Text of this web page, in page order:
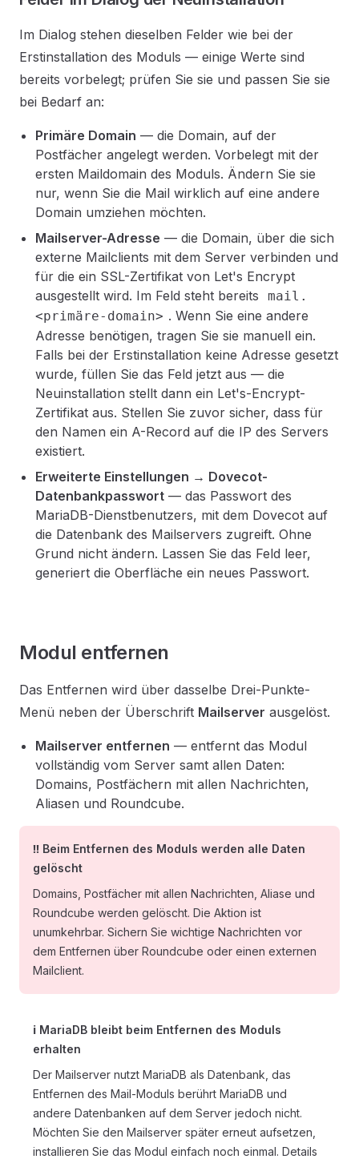
Im Dialog stehen dieselben Felder wie bei der
Erstinstallation des Moduls — einige Werte sind
bereits vorbelegt; prüfen Sie sie und passen Sie sie
bei Bedarf an:
Primäre Domain — die Domain, auf der
Postfächer angelegt werden. Vorbelegt mit der
ersten Maildomain des Moduls. Ändern Sie sie
nur, wenn Sie die Mail wirklich auf eine andere
Domain umziehen möchten.
Mailserver-Adresse — die Domain, über die sich
externe Mailclients mit dem Server verbinden und
für die ein SSL-Zertifikat von Let's Encrypt
ausgestellt wird. Im Feld steht bereits
mail.
<primäre-domain> . Wenn Sie eine andere
Adresse benötigen, tragen Sie sie manuell ein.
Falls bei der Erstinstallation keine Adresse gesetzt
wurde, füllen Sie das Feld jetzt aus — die
Neuinstallation stellt dann ein Let's-Encrypt-
Zertifikat aus. Stellen Sie zuvor sicher, dass für
den Namen ein A-Record auf die IP des Servers
existiert.
Erweiterte Einstellungen → Dovecot-
Datenbankpasswort — das Passwort des
MariaDB-Dienstbenutzers, mit dem Dovecot auf
die Datenbank des Mailservers zugreift. Ohne
Grund nicht ändern. Lassen Sie das Feld leer,
generiert die Oberfläche ein neues Passwort.
Modul entfernen
Das Entfernen wird über dasselbe Drei-Punkte-
Menü neben der Überschrift Mailserver ausgelöst.
Mailserver entfernen — entfernt das Modul
vollständig vom Server samt allen Daten:
Domains, Postfächern mit allen Nachrichten,
Aliasen und Roundcube.
‼️ Beim Entfernen des Moduls werden alle Daten
gelöscht
Domains, Postfächer mit allen Nachrichten, Aliase und
Roundcube werden gelöscht. Die Aktion ist
unumkehrbar. Sichern Sie wichtige Nachrichten vor
dem Entfernen über Roundcube oder einen externen
Mailclient.
ℹ️ MariaDB bleibt beim Entfernen des Moduls
erhalten
Der Mailserver nutzt MariaDB als Datenbank, das
Entfernen des Mail-Moduls berührt MariaDB und
andere Datenbanken auf dem Server jedoch nicht.
Möchten Sie den Mailserver später erneut aufsetzen,
installieren Sie das Modul einfach noch einmal. Details